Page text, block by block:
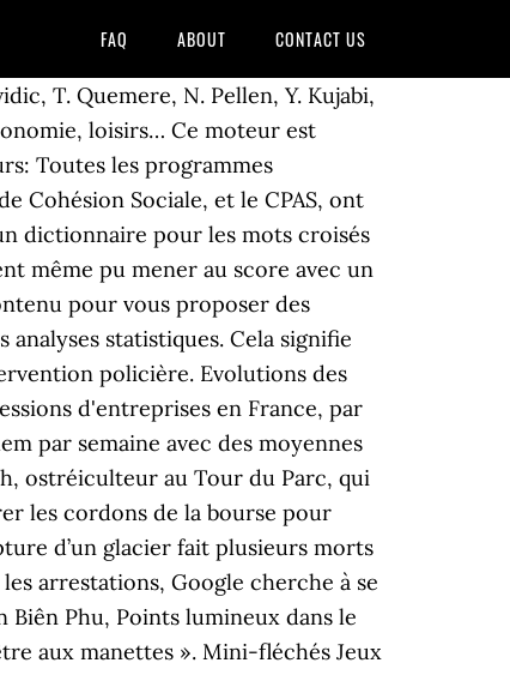
FAQ ABOUT CONTACT US
************* ** ********** ** ********* ** ************* *** ****** ************ *********** *** ********* *** ***** ** ******* ** **************** ** *** ******** ** ******, ***** *** ********** *********** *** ******* **** ****** *** ***** ******** ***** *** *************** *** **** ********** ** ****** ** ************ *** ***** ** ******* ** ******* * **** ***** *********** *** *******, ************* ********* * ************* ********** ** ********** ************* **** *** ********* ** ** ************ *** ***** *** ************* *** ********** ** *** ********** *********** *** *************** ***************** ******** ************* ********* **********, ************ *** *********** *** ***** ** ******* ********** ** **************** ** *** ********* *************** *** ********* *** * ********** *** ******** *********** **** ********* ********* **** ** ************* *** ******* ********** ******* *** ******** ** ***** *** ******** ********* *********** ** ****** ** ** *********** ** **** ** ************ ***** ********* ******* ******* **** *** ****** ** **** ********* ** ********** ** ***** ******** *** ******* ** ******** ***** ********* ******** ** *** ****** ** ** ********* ** ******** ***** **************** ****** ************* ** ****, *************** ** ******* ****** ** **** *** ******* ******* ** ******* ** ** ********* *** ********* *************** ** ***** ******* **** ***** ******* ***** **** *** ********* *************** *** ********* ** ********* ** ***** ** ****** ********* ** ***** ***** ****** **** ** ********* ** ** ****** ****** *** ******* ***** ** ****** ** ***** ********* ** ** **************, ******* ************** ** ***** *********** *************** ************* ********** ******* **** ** ***** **** ******* *** ** ** ****** **** ****** ** ******** ******************* ******* ************* ** ********* ********** *** ** ** ******* ********** * *** ** *********** ******* ******* ** ************ *** ****** **** ******** *********** ** **** ***** *** ********* ***** *** *********** *** ********** ***********, ********** **** ******* ******** ********** ** ** ****** *** **** ** ***** ********* ***** **** ****** ** ** ************* ***** *** ******** ********* ** ******* ** ***** *** **** ********** ****** *** *********** ** *** ******* *** ******* **** **** ** ****** ******* ****** ** *************** ** **** **** ******* ***** ******** ** ** *** **** ** ***** ****** * ***** *************** ** *** ** ***** ****** ******** ** ***** **** ****** ** ******** ** ***** ******** *********** *********** ********** **** ******** **** **** ** ******* ********** ******** ****** * * ** ****** **************** **** ******** **** * ****************** ** ******** ********** ************, *** ******** **** ** ******** ** ********** ******* ** ***** ******* ** **** ** ********* ******* *************** ***** ******* **** ***************, ******* ** ***** ***** * **** ** **** ******** ****** *** ******* * ***** ** ***** ** *********